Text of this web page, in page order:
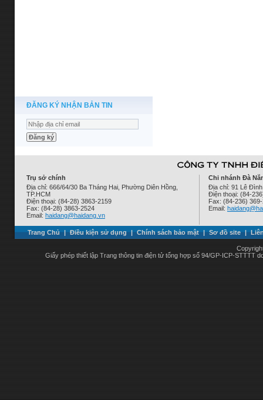
ĐĂNG KÝ NHẬN BẢN TIN
Trụ sở chính
Địa chỉ: 666/64/30 Ba Tháng Hai, Phường Diên Hồng,
TP.HCM
Điện thoại: (84-28) 3863-2159
Fax: (84-28) 3863-2524
Email: haidang@haidang.vn
Chi nhánh Đà
Địa chỉ: 91 Lê
Điện thoại: (84-
Fax: (84-236)
Email:
Trang Chủ | Điều kiện sử dụng | Chính sách bảo mật | Sơ đồ site |
Giấy phép thiết lập Trang thông tin điện tử tổng hợp số 94/GP-ICP-STTTT